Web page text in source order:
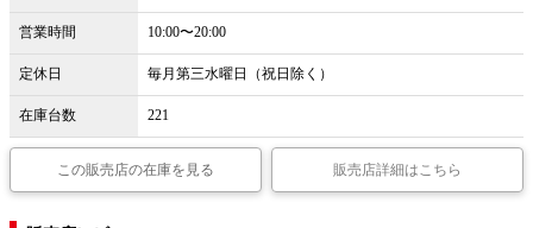
営業時間 10:00〜20:00
定休日 毎月第三水曜日（祝日除く）
在庫台数 221
この販売店の在庫を見る 販売店詳細はこちら